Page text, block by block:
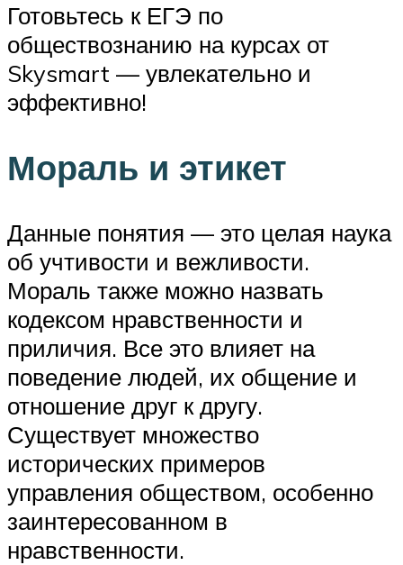
Готовьтесь к ЕГЭ по
обществознанию на курсах от
Skysmart — увлекательно и
эффективно!
Мораль и этикет
Данные понятия — это целая наука
об учтивости и вежливости.
Мораль также можно назвать
кодексом нравственности и
приличия. Все это влияет на
поведение людей, их общение и
отношение друг к другу.
Существует множество
исторических примеров
управления обществом, особенно
заинтересованном в
нравственности.